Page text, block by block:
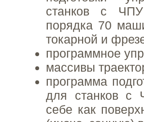
станков с
порядка 70
токарной и
программное
массивы
программа
для станков с
себе как